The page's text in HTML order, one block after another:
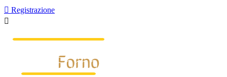
 Registrazione
